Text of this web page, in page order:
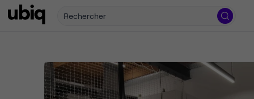
Rechercher